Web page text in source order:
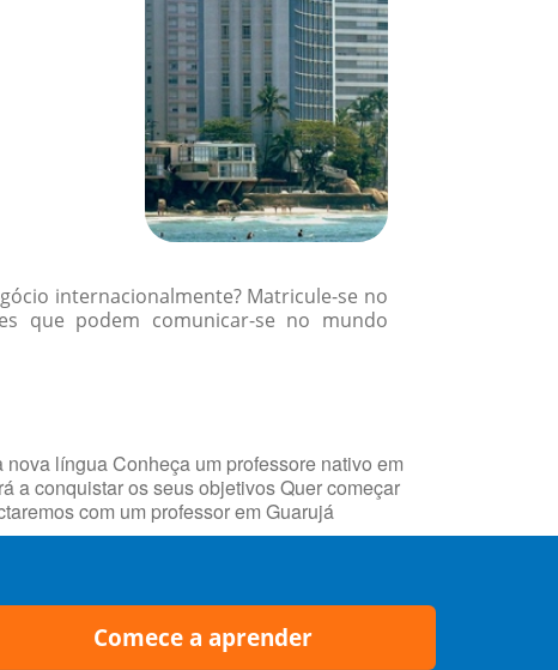
internacionalmente? Matricule-se no
que podem comunicar-se no mundo
língua Conheça um professore nativo em
a conquistar os seus objetivos Quer começar
com um professor em Guarujá
Comece a aprender